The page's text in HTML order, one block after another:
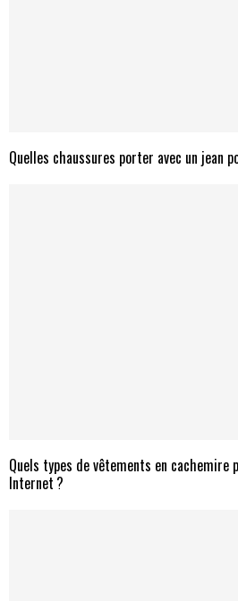
Quelles chaussures porter avec un jean
Quels types de vêtements en cachemire
Internet ?